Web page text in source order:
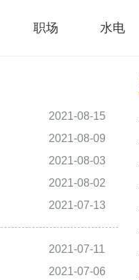
职场 水电
2021-08-15
2021-08-09
2021-08-03
2021-08-02
2021-07-13
2021-07-11
2021-07-06